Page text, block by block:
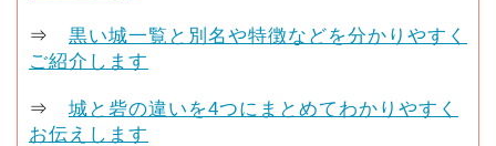
⇒ 黒い城一覧と別名や特徴などを分かりやすく
ご紹介します
⇒ 城と砦の違いを4つにまとめてわかりやすく
お伝えします